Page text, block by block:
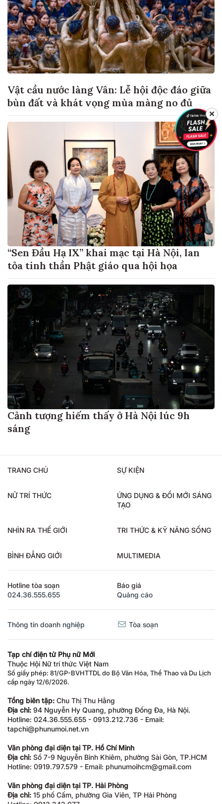
Vật cầu nước làng Vân: Lễ hội độc đáo giữa
bùn đất và khát vọng mùa màng no đủ
“Sen Đầu Hạ IX” khai mạc tại Hà Nội, lan
tỏa tinh thần Phật giáo qua hội họa
Cảnh tượng hiếm thấy ở Hà Nội lúc 9h
sáng
TRANG CHỦ SỰ KIỆN
NỮ TRÍ THỨC
ỨNG DỤNG & ĐỔI MỚI SÁNG
TẠO
NHÌN RA THẾ GIỚI TRI THỨC & KỸ NĂNG SỐNG
BÌNH ĐẲNG GIỚI MULTIMEDIA
Hotline tòa soạn
024.36.555.655
Báo giá
Quảng cáo
Thông tin doanh nghiệp Tòa soạn
Tạp chí điện tử Phụ nữ Mới
Thuộc Hội Nữ trí thức Việt Nam
Số giấy phép: 81/GP-BVHTTDL do Bộ Văn Hóa, Thể Thao và Du Lịch
cấp ngày 12/6/2026.
Tổng biên tập: Chu Thị Thu Hằng
Địa chỉ: 94 Nguyễn Hy Quang, phường Đống Đa, Hà Nội.
Hotline: 024.36.555.655 - 0913.212.736 - Email:
tapchi@phunumoi.net.vn
Văn phòng đại diện tại TP. Hồ Chí Minh
Địa chỉ: Số 7-9 Nguyễn Bỉnh Khiêm, phường Sài Gòn, TP.HCM
Hotline: 0919.797.579 - Email: phunumoihcm@gmail.com
Văn phòng đại diện tại TP. Hải Phòng
Địa chỉ: 15 phố Cấm, phường Gia Viên, TP Hải Phòng
✕